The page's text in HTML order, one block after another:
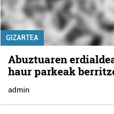
GIZARTEA
Abuztuaren
haur parkeak
admin